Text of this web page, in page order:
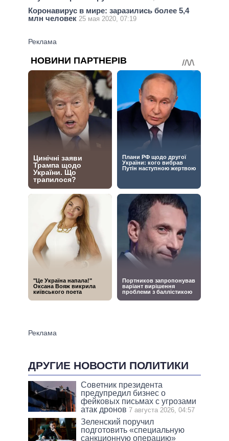
Коронавирус в мире: заразились более 5,4
млн человек 25 мая 2020, 07:19
ДРУГИЕ НОВОСТИ ПОЛИТИКИ
Советник президента
предупредил бизнес о
фейковых письмах с угрозами
атак дронов 7 августа 2026, 04:57
Зеленский поручил
подготовить «специальную
санкционную операцию»